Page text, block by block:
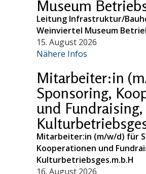
Museum
Leitung Infrastruktur/
Weinviertel Museum
15. August 2026
Nähere Infos
Mitarbeiter:in
Sponsoring,
und
Mitarbeiter:in (m/w/d) für
Kooperationen und
Kulturbetriebsges.m.b.H
16. August 2026